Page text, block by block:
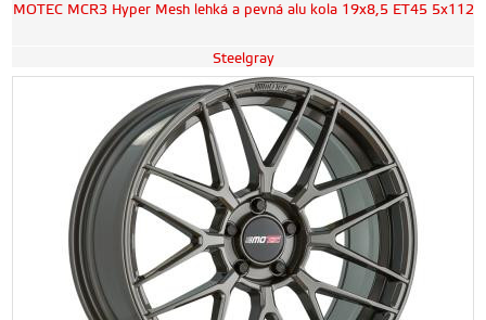
MOTEC MCR3 Hyper Mesh lehká a pevná alu kola 19x8,5 ET45 5x112
Steelgray